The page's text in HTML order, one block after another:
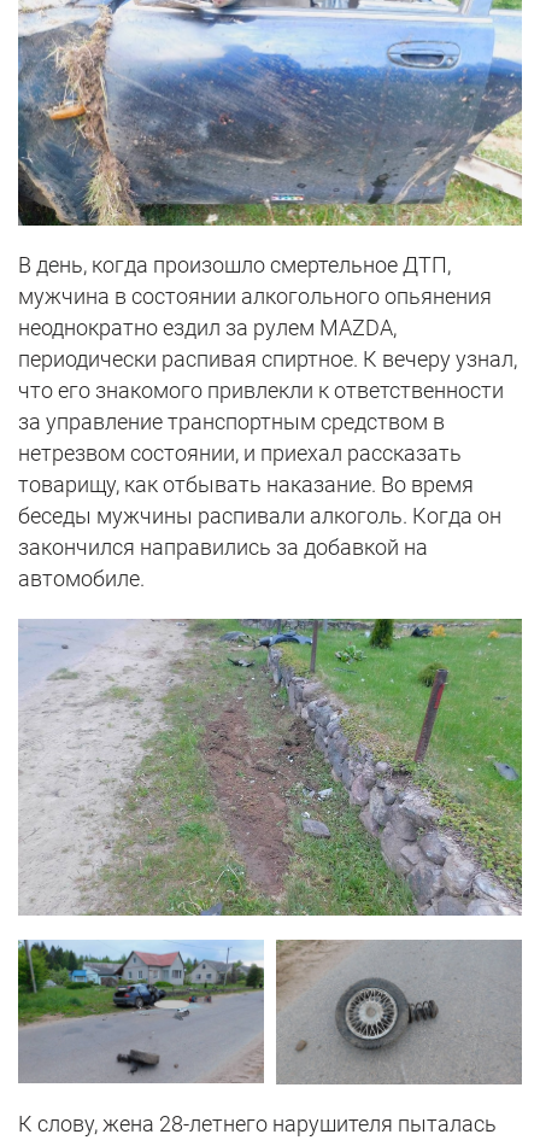
В день, когда произошло смертельное ДТП,
мужчина в состоянии алкогольного опьянения
неоднократно ездил за рулем MAZDA,
периодически распивая спиртное. К вечеру узнал,
что его знакомого привлекли к ответственности
за управление транспортным средством в
нетрезвом состоянии, и приехал рассказать
товарищу, как отбывать наказание. Во время
беседы мужчины распивали алкоголь. Когда он
закончился направились за добавкой на
автомобиле.
К слову, жена 28-летнего нарушителя пыталась